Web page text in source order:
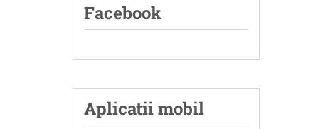
Facebook
Aplicatii mobil